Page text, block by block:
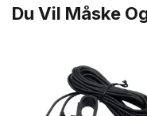
Du Vil Måske